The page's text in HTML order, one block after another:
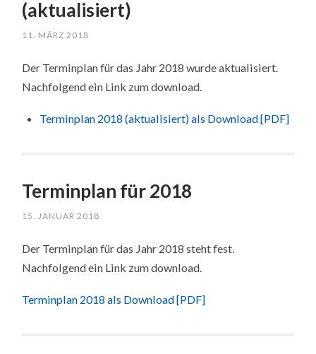
(aktualisiert)
11. MÄRZ 2018
Der Terminplan für das Jahr 2018 wurde aktualisiert.
Nachfolgend ein Link zum download.
Terminplan 2018 (aktualisiert) als Download [PDF]
Terminplan für 2018
15. JANUAR 2018
Der Terminplan für das Jahr 2018 steht fest.
Nachfolgend ein Link zum download.
Terminplan 2018 als Download [PDF]